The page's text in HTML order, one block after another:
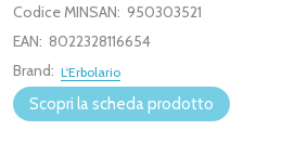
Codice MINSAN: 950303521
EAN: 8022328116654
Brand: L'Erbolario
Scopri la scheda prodotto